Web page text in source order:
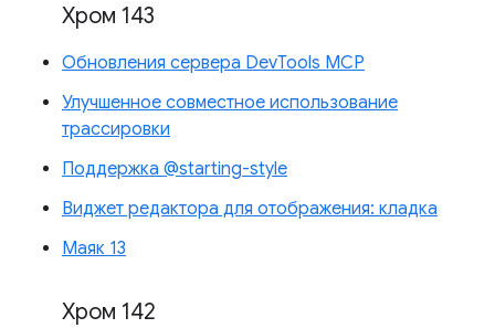
Хром 143
Обновления сервера DevTools MCP
Улучшенное совместное использование
трассировки
Поддержка @starting-style
Виджет редактора для отображения: кладка
Маяк 13
Хром 142